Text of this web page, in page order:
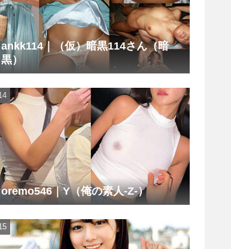
ankk114｜（仮）暗黒114さん（暗
黒）
oremo546｜Y（俺の素人-Z-）